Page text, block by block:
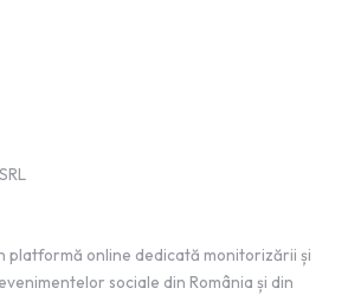
platformă online dedicată monitorizării și
sociale din România și din